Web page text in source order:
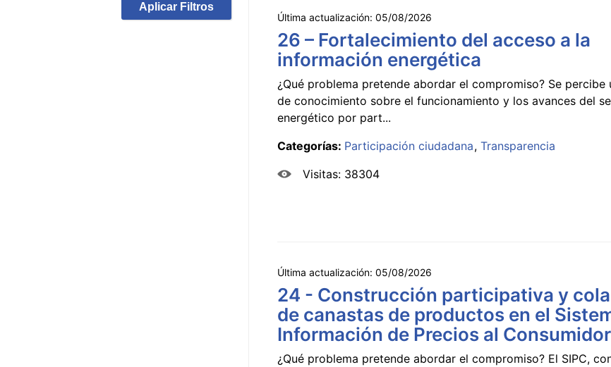
Aplicar Filtros
Última actualización: 05/08/2026
26 – Fortalecimiento del acceso a la
información energética
¿Qué problema pretende abordar el compromiso? Se percibe
de conocimiento sobre el funcionamiento y los avances del
energético por part...
Categorías: Participación ciudadana Transparencia
Visitas: 38304
Última actualización: 05/08/2026
24 - Construcción participativa y
de canastas de productos en el
Información de Precios al Consumidor
¿Qué problema pretende abordar el compromiso? El SIPC,